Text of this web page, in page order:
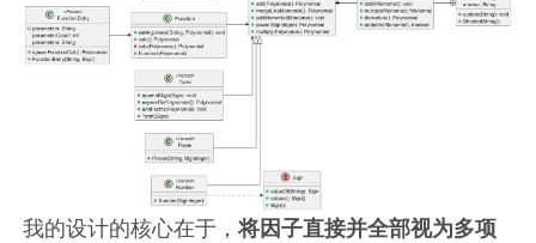
我的设计的核心在于，将因子直接并全部视为多项